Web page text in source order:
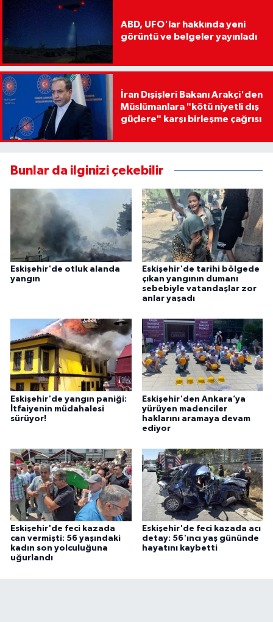
ABD, UFO'lar hakkında yeni
görüntü ve belgeler yayınladı
İran Dışişleri Bakanı Arakçi'den
Müslümanlara "kötü niyetli dış
güçlere" karşı birleşme çağrısı
Bunlar da ilginizi çekebilir
Eskişehir'de otluk alanda
yangın
Eskişehir'de tarihi bölgede
çıkan yangının dumanı
sebebiyle vatandaşlar zor
anlar yaşadı
Eskişehir'de yangın paniği:
İtfaiyenin müdahalesi
sürüyor!
Eskişehir'den Ankara’ya
yürüyen madenciler
haklarını aramaya devam
ediyor
Eskişehir'de feci kazada
can vermişti: 56 yaşındaki
kadın son yolculuğuna
uğurlandı
Eskişehir'de feci kazada acı
detay: 56'ıncı yaş gününde
hayatını kaybetti